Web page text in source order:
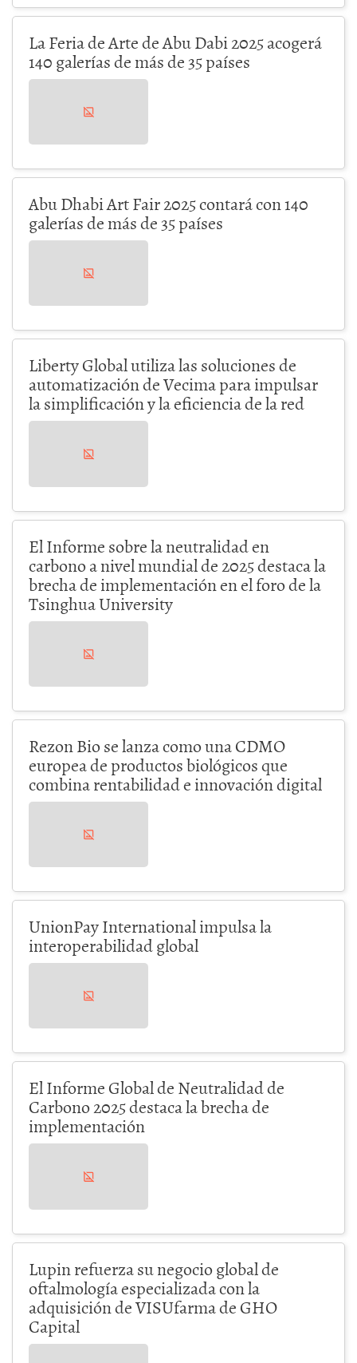
La Feria de Arte de Abu Dabi 2025 acogerá
140 galerías de más de 35 países
Abu Dhabi Art Fair 2025 contará con 140
galerías de más de 35 países
Liberty Global utiliza las soluciones de
automatización de Vecima para impulsar
la simplificación y la eficiencia de la red
El Informe sobre la neutralidad en
carbono a nivel mundial de 2025 destaca la
brecha de implementación en el foro de la
Tsinghua University
Rezon Bio se lanza como una CDMO
europea de productos biológicos que
combina rentabilidad e innovación digital
UnionPay International impulsa la
interoperabilidad global
El Informe Global de Neutralidad de
Carbono 2025 destaca la brecha de
implementación
Lupin refuerza su negocio global de
oftalmología especializada con la
adquisición de VISUfarma de GHO
Capital